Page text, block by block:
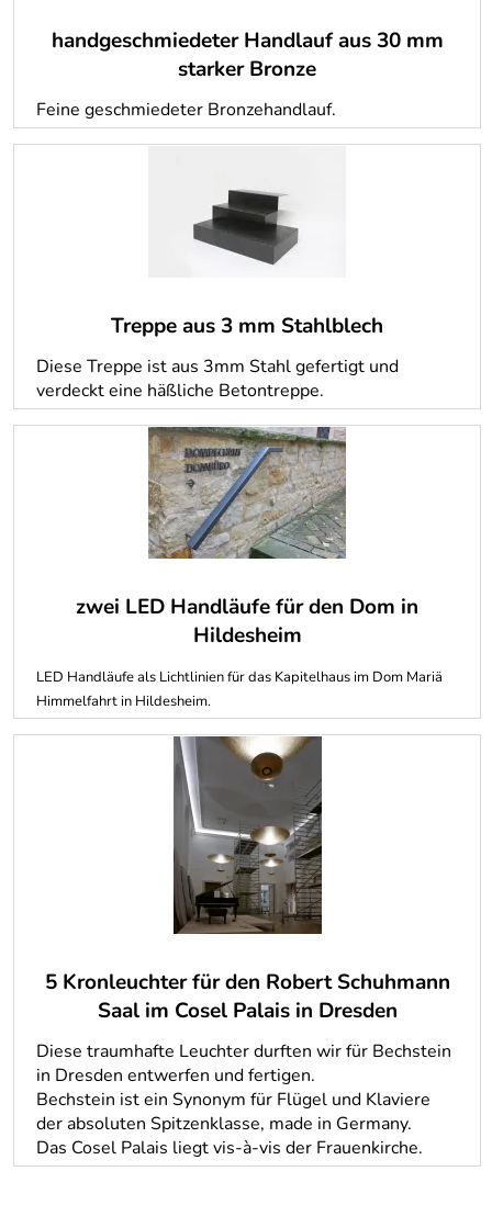
handgeschmiedeter Handlauf aus 30 mm
starker Bronze
Feine geschmiedeter Bronzehandlauf.
Treppe aus 3 mm Stahlblech
Diese Treppe ist aus 3mm Stahl gefertigt und
verdeckt eine häßliche Betontreppe.
zwei LED Handläufe für den Dom in
Hildesheim
LED Handläufe als Lichtlinien für das Kapitelhaus im Dom Mariä
Himmelfahrt in Hildesheim.
5 Kronleuchter für den Robert Schuhmann
Saal im Cosel Palais in Dresden
Diese traumhafte Leuchter durften wir für Bechstein
in Dresden entwerfen und fertigen.
Bechstein ist ein Synonym für Flügel und Klaviere
der absoluten Spitzenklasse, made in Germany.
Das Cosel Palais liegt vis-à-vis der Frauenkirche.